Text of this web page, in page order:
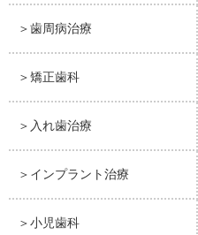
＞歯周病治療
＞矯正歯科
＞入れ歯治療
＞インプラント治療
＞小児歯科